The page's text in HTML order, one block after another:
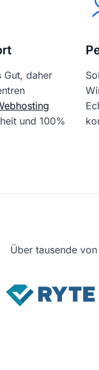
Gut, daher
und 100%
Über tausende